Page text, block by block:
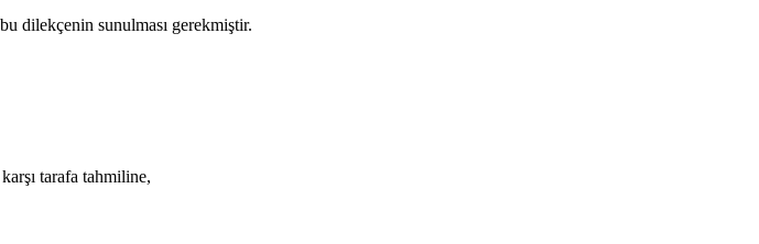
dilekçenin sunulması gerekmiştir.
tarafa tahmiline,